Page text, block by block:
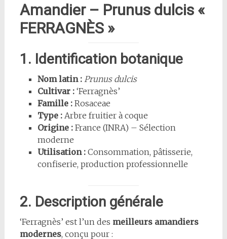
Amandier – Prunus dulcis «
FERRAGNÈS »
1. Identification botanique
Nom latin : Prunus dulcis
Cultivar :‘Ferragnès’
Famille :Rosaceae
Type :Arbre fruitier à coque
Origine :France (INRA) – Sélection
moderne
Utilisation :Consommation, pâtisserie,
confiserie, production professionnelle
2. Description générale
‘Ferragnès’ est l’un des meilleurs amandiers
modernes, conçu pour :